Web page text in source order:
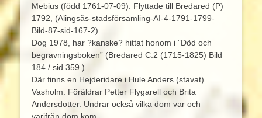
Mebius (född 1761-07-09). Flyttade till Bredared (P)
1792, (Alingsås-stadsförsamling-AI-4-1791-1799-
Bild-87-sid-167-2)
Dog 1978, har ?kanske? hittat honom i ”Död och
begravningsboken” (Bredared C:2 (1715-1825) Bild
184 / sid 359 ).
Där finns en Hejderidare i Hule Anders (stavat)
Vasholm. Föräldrar Petter Flygarell och Brita
Andersdotter. Undrar också vilka dom var och
varifrån dom kom.